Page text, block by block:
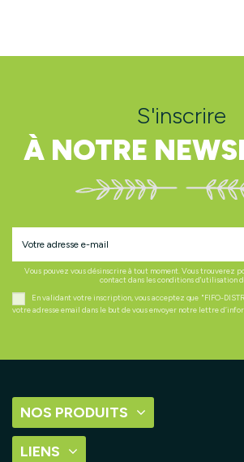
S'inscrire
À NOTRE
Vous pouvez vous désinscrire à tout moment. Vous trouverez
contact dans les conditions d'utilisation
En validant votre inscription, vous acceptez que "FIFO-
votre adresse email dans le but de vous envoyer notre lettre
NOS PRODUITS
LIENS